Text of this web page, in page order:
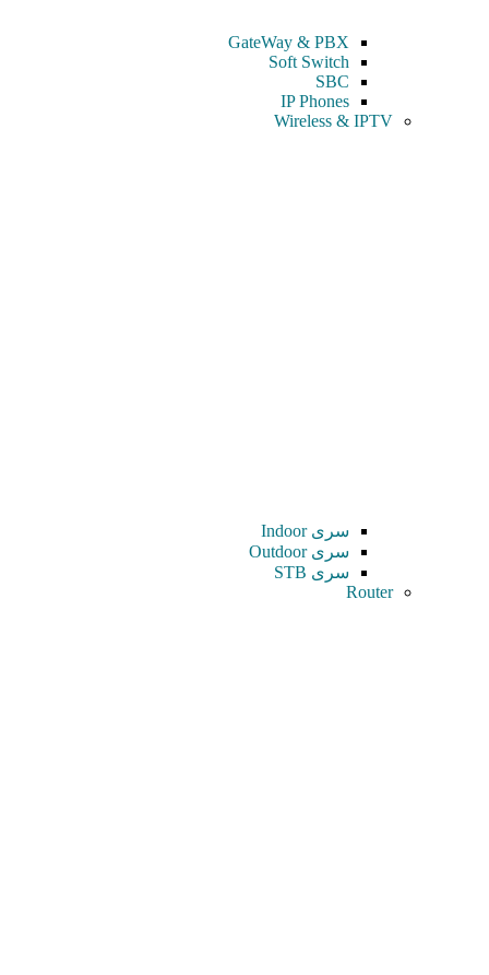
GateWay & PBX
Soft Switch
SBC
IP Phones
Wireless & IPTV
سری Indoor
سری Outdoor
سری STB
Router